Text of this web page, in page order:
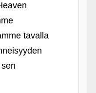
tavalla